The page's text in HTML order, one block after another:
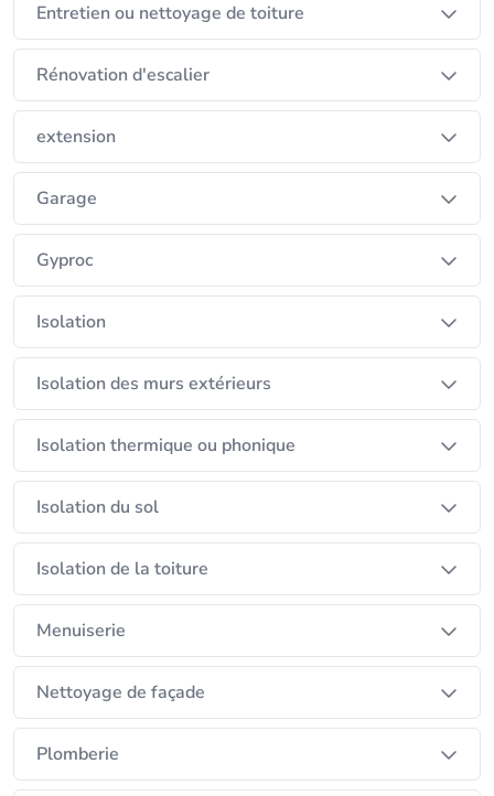
Entretien ou nettoyage de toiture
Rénovation d'escalier
extension
Garage
Gyproc
Isolation
Isolation des murs extérieurs
Isolation thermique ou phonique
Isolation du sol
Isolation de la toiture
Menuiserie
Nettoyage de façade
Plomberie